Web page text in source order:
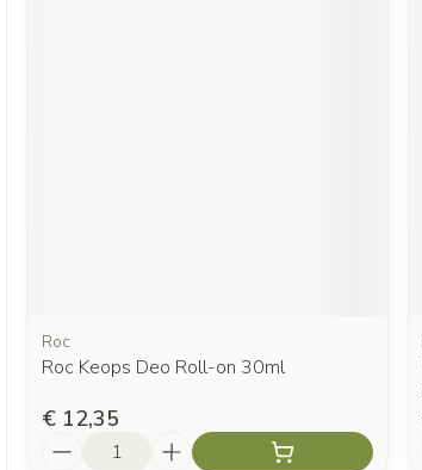
Roc
Roc Keops Deo Roll-on 30ml
€ 12,35